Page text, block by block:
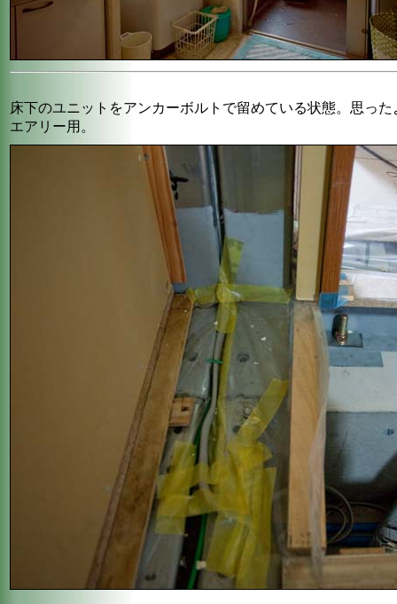
床下のユニットをアンカーボルトで留めている状態。思っ
エアリー用。